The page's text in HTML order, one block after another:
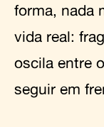
forma, nada
vida real:
oscila entre
seguir em